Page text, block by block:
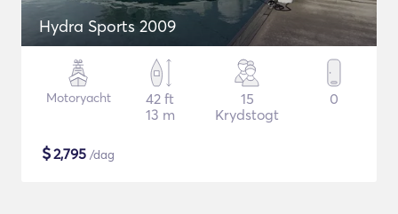
Hydra Sports 2009
Motoryacht
42 ft
13 m
15
Krydstogt
0
$2,795 /dag